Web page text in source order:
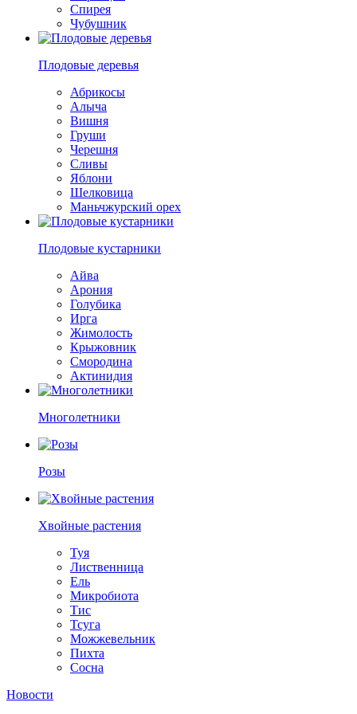
Спирея
Чубушник
Плодовые деревья
Абрикосы
Алыча
Вишня
Груши
Черешня
Сливы
Яблони
Шелковица
Маньчжурский орех
Плодовые кустарники
Айва
Арония
Голубика
Ирга
Жимолость
Крыжовник
Смородина
Актинидия
Многолетники
Розы
Хвойные растения
Туя
Лиственница
Ель
Микробиота
Тис
Тсуга
Можжевельник
Пихта
Сосна
Новости